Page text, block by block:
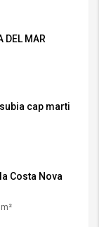
DEL MAR
cap marti
Costa Nova